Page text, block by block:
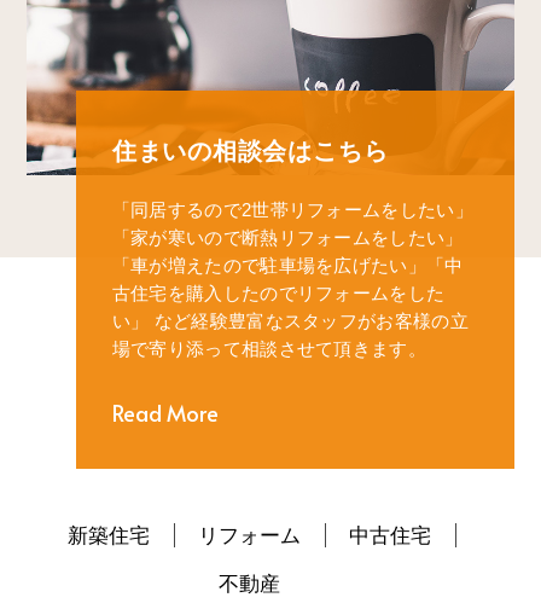
住まいの相談会はこちら
「同居するので2世帯リフォームをしたい」
「家が寒いので断熱リフォームをしたい」
「車が増えたので駐車場を広げたい」
「中
古住宅を購入したのでリフォームをした
い」
など経験豊富なスタッフがお客様の立
場で寄り添って相談させて頂きます。
Read More
新築住宅 リフォーム
中古住宅
不動産